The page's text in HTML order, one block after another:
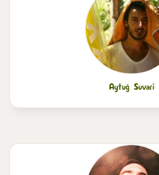
Aytuğ Suvari